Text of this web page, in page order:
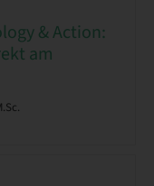
& Action:
am